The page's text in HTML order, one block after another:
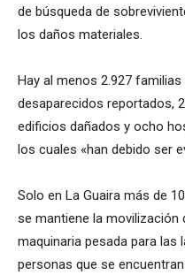
de búsqueda de
los daños materiales.
Hay al menos 2.927
desaparecidos reportados,
edificios dañados y ocho
los cuales «han debido ser
Solo en La Guaira más de
se mantiene la movilización
maquinaria pesada para las
personas que se